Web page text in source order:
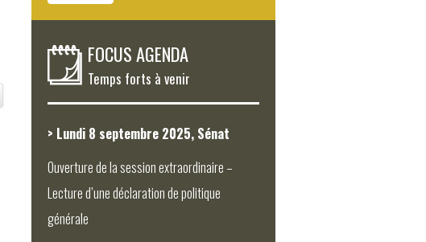
FOCUS AGENDA
Temps forts à venir
> Lundi 8 septembre 2025, Sénat
Ouverture de la session extraordinaire –
Lecture d’une déclaration de politique
générale